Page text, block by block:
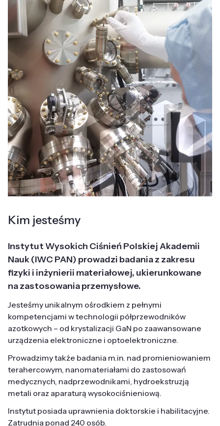
Kim jesteśmy
Instytut Wysokich Ciśnień Polskiej Akademii
Nauk (IWC PAN) prowadzi badania z zakresu
fizyki i inżynierii materiałowej, ukierunkowane
na zastosowania przemysłowe.
Jesteśmy unikalnym ośrodkiem z pełnymi
kompetencjami w technologii półprzewodników
azotkowych – od krystalizacji GaN po zaawansowane
urządzenia elektroniczne i optoelektroniczne.
Prowadzimy także badania m.in. nad promieniowaniem
terahercowym, nanomateriałami do zastosowań
medycznych, nadprzewodnikami, hydroekstruzją
metali oraz aparaturą wysokociśnieniową.
Instytut posiada uprawnienia doktorskie i habilitacyjne.
Zatrudnia ponad 240 osób.